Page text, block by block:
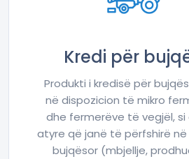
Kredi për
Produkti i kredisë për
në dispozicion të mikro
dhe fermerëve të vegjël,
atyre që janë të përfshirë në
bujqësor (mbjellje,